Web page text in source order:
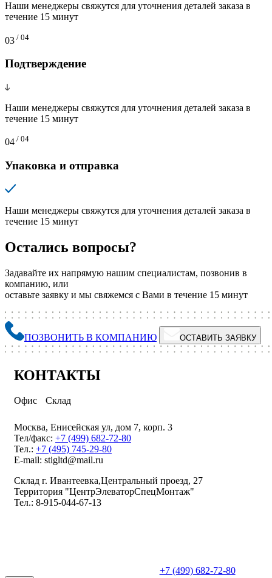
Наши менеджеры свяжутся для уточнения деталей заказа в
течение 15 минут
03 / 04
Подтверждение
Наши менеджеры свяжутся для уточнения деталей заказа в
течение 15 минут
04 / 04
Упаковка и отправка
Наши менеджеры свяжутся для уточнения деталей заказа в
течение 15 минут
Остались вопросы?
Задавайте их напрямую нашим специалистам, позвонив в
компанию, или
оставьте заявку и мы свяжемся с Вами в течение 15 минут
ПОЗВОНИТЬ В КОМПАНИЮ ОСТАВИТЬ ЗАЯВКУ
КОНТАКТЫ
Офис Склад
Москва, Енисейская ул, дом 7, корп. 3
Тел/факс: +7 (499) 682-72-80
Тел.: +7 (495) 745-29-80
E-mail: stigltd@mail.ru
Склад г. Ивантеевка,Центральный проезд, 27
Территория "ЦентрЭлеваторСпецМонтаж"
Тел.: 8-915-044-67-13
+7 (499) 682-72-80